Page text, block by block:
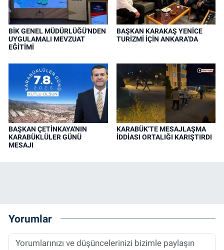
BİK GENEL MÜDÜRLÜĞÜ'NDEN
UYGULAMALI MEVZUAT
EĞİTİMİ
BAŞKAN KARAKAŞ YENİCE
TURİZMİ İÇİN ANKARA’DA
BAŞKAN ÇETİNKAYA'NIN
KARABÜKLÜLER GÜNÜ
MESAJI
KARABÜK’TE MESAJLAŞMA
İDDİASI ORTALIĞI KARIŞTIRDI
Yorumlar